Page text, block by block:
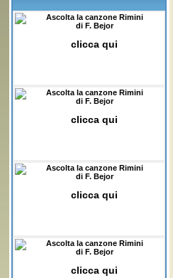
Ascolta la canzone Rimini
di F. Bejor
clicca qui
Ascolta la canzone Rimini
di F. Bejor
clicca qui
Ascolta la canzone Rimini
di F. Bejor
clicca qui
Ascolta la canzone Rimini
di F. Bejor
clicca qui